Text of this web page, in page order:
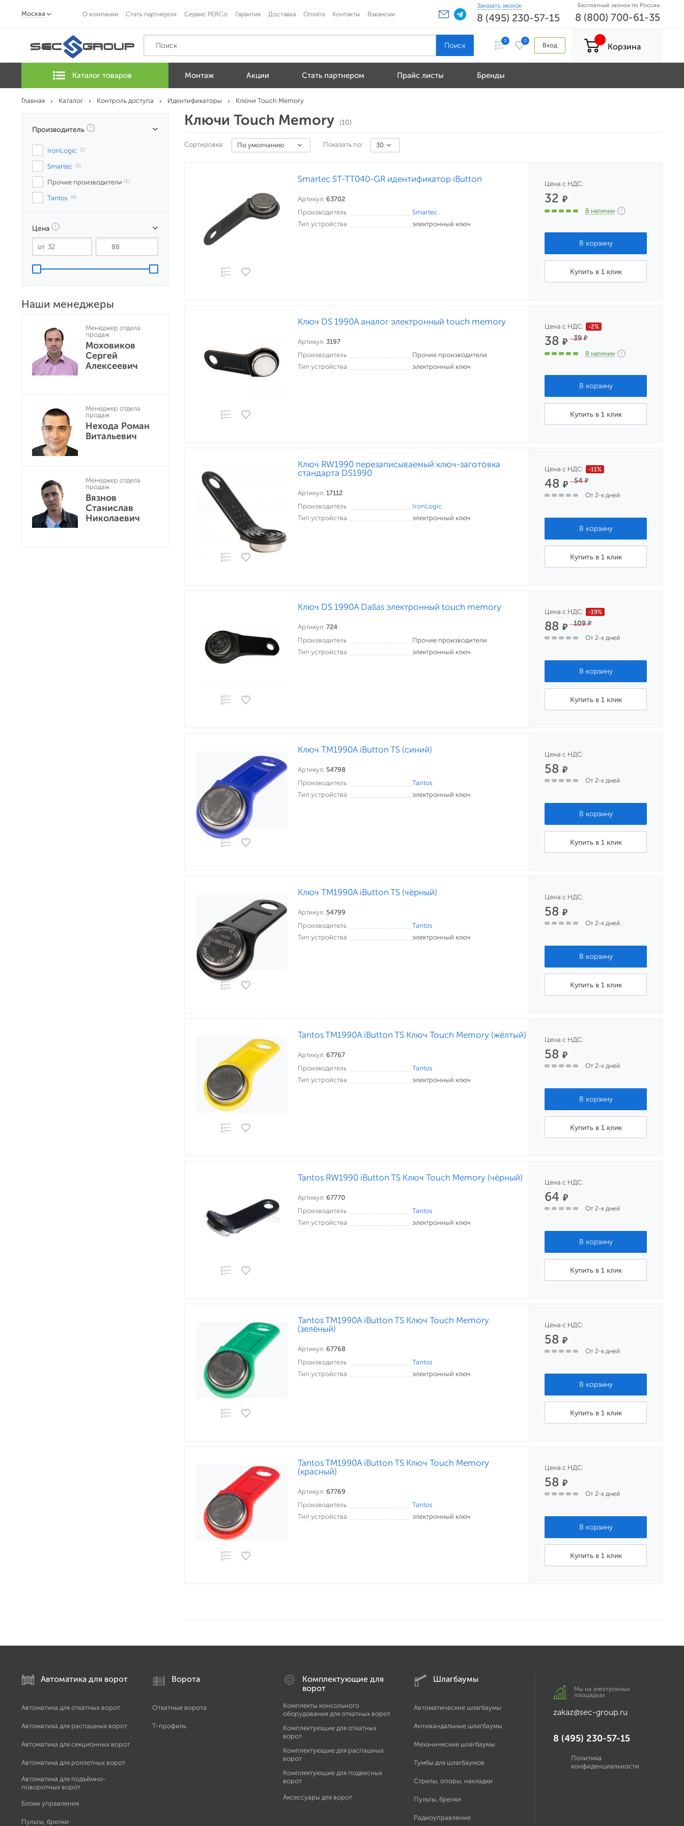
Москва О компании Стать партнером Сервис PERCo Гарантия Доставка Оплата Контакты Вакансии
Заказать звонок
8 (495) 230-57-15
Бесплатный звонок по России
8 (800) 700-61-35
0 0
Вход Корзина
Каталог товаров Монтаж Акции Стать партнером Прайс листы Бренды
Главная Каталог Контроль доступа Идентификаторы Ключи Touch Memory
Производитель
IronLogic (1)
Smartec (1)
Прочие производители (2)
Tantos (6)
Цена
Наши менеджеры
Менеджер отдела
продаж
Моховиков
Сергей
Алексеевич
Менеджер отдела
продаж
Нехода Роман
Витальевич
Менеджер отдела
продаж
Вязнов
Станислав
Николаевич
Ключи Touch Memory (10)
Сортировка: По умолчанию Показать по: 30
Smartec ST-TT040-GR идентификатор iButton
Артикул: 63702
Производитель
Smartec
Тип устройства
электронный ключ
Цена с НДС:
32₽
В наличии
Купить в 1 клик
Ключ DS 1990A аналог электронный touch memory
Артикул: 3197
Производитель
Прочие производители
Тип устройства
электронный ключ
Цена с НДС: -2%
38₽ 39₽
В наличии
Купить в 1 клик
Ключ RW1990 перезаписываемый ключ-заготовка
стандарта DS1990
Артикул: 17112
Производитель
IronLogic
Тип устройства
электронный ключ
Цена с НДС: -11%
48₽ 54₽
От 2-х дней
Купить в 1 клик
Ключ DS 1990A Dallas электронный touch memory
Артикул: 724
Производитель
Прочие производители
Тип устройства
электронный ключ
Цена с НДС: -19%
88₽ 109₽
От 2-х дней
Купить в 1 клик
Ключ TM1990A iButton TS (синий)
Артикул: 54798
Производитель
Tantos
Тип устройства
электронный ключ
Цена с НДС:
58₽
От 2-х дней
Купить в 1 клик
Ключ TM1990A iButton TS (чёрный)
Артикул: 54799
Производитель
Tantos
Тип устройства
электронный ключ
Цена с НДС:
58₽
От 2-х дней
Купить в 1 клик
Tantos TM1990A iButton TS Ключ Touch Memory (жёлтый)
Артикул: 67767
Производитель
Tantos
Тип устройства
электронный ключ
Цена с НДС:
58₽
От 2-х дней
Купить в 1 клик
Tantos RW1990 iButton TS Ключ Touch Memory (чёрный)
Артикул: 67770
Производитель
Tantos
Тип устройства
электронный ключ
Цена с НДС:
64₽
От 2-х дней
Купить в 1 клик
Tantos TM1990A iButton TS Ключ Touch Memory
(зелёный)
Артикул: 67768
Производитель
Tantos
Тип устройства
электронный ключ
Цена с НДС:
58₽
От 2-х дней
Купить в 1 клик
Tantos TM1990A iButton TS Ключ Touch Memory
(красный)
Артикул: 67769
Производитель
Tantos
Тип устройства
электронный ключ
Цена с НДС:
58₽
От 2-х дней
Купить в 1 клик
Автоматика для ворот
Автоматика для откатных ворот
Автоматика для распашных ворот
Автоматика для секционных ворот
Автоматика для роллетных ворот
Автоматика для подъёмно-
поворотных ворот
Блоки управления
Пульты, брелки
Ворота
Откатные ворота
Т-профиль
Комплектующие для
ворот
Комплекты консольного
оборудования для откатных ворот
Комплектующие для откатных
ворот
Комплектующие для распашных
ворот
Комплектующие для подвесных
ворот
Аксессуары для ворот
Шлагбаумы
Автоматические шлагбаумы
Антивандальные шлагбаумы
Механические шлагбаумы
Тумбы для шлагбаумов
Стрелы, опоры, накладки
Пульты, брелки
Радиоуправление
Мы на электронных
площадках
zakaz@sec-group.ru
8 (495) 230-57-15
Политика
конфиденциальности